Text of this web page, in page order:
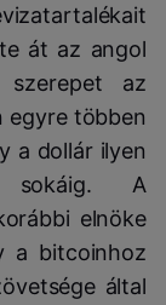
át az angol
az
egyre többen
a dollár ilyen
sokáig. A
elnöke
a bitcoinhoz
által